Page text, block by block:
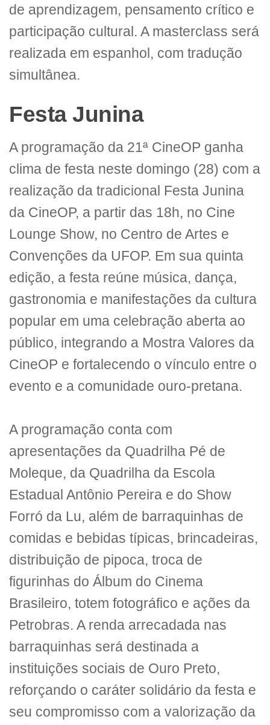
de aprendizagem, pensamento crítico e
participação cultural. A masterclass será
realizada em espanhol, com tradução
simultânea.
Festa Junina
A programação da 21ª CineOP ganha
clima de festa neste domingo (28) com a
realização da tradicional Festa Junina
da CineOP, a partir das 18h, no Cine
Lounge Show, no Centro de Artes e
Convenções da UFOP. Em sua quinta
edição, a festa reúne música, dança,
gastronomia e manifestações da cultura
popular em uma celebração aberta ao
público, integrando a Mostra Valores da
CineOP e fortalecendo o vínculo entre o
evento e a comunidade ouro-pretana.
A programação conta com
apresentações da Quadrilha Pé de
Moleque, da Quadrilha da Escola
Estadual Antônio Pereira e do Show
Forró da Lu, além de barraquinhas de
comidas e bebidas típicas, brincadeiras,
distribuição de pipoca, troca de
figurinhas do Álbum do Cinema
Brasileiro, totem fotográfico e ações da
Petrobras. A renda arrecadada nas
barraquinhas será destinada a
instituições sociais de Ouro Preto,
reforçando o caráter solidário da festa e
seu compromisso com a valorização da